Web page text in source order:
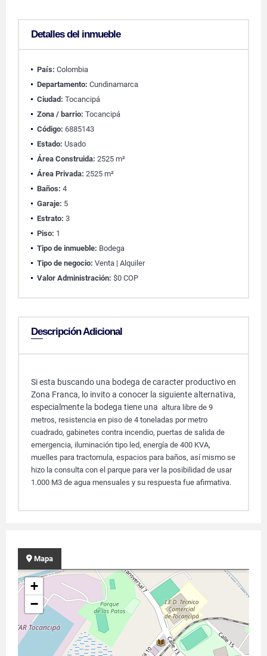
Detalles del inmueble
País: Colombia
Departamento: Cundinamarca
Ciudad: Tocancipá
Zona / barrio: Tocancipá
Código: 6885143
Estado: Usado
Área Construida: 2525 m²
Área Privada: 2525 m²
Baños: 4
Garaje: 5
Estrato: 3
Piso: 1
Tipo de inmueble: Bodega
Tipo de negocio: Venta | Alquiler
Valor Administración: $0 COP
Descripción Adicional
Si esta buscando una bodega de caracter productivo en
Zona Franca, lo invito a conocer la siguiente alternativa,
especialmente la bodega tiene una altura libre de 9
metros, resistencia en piso de 4 toneladas por metro
cuadrado, gabinetes contra incendio, puertas de salida de
emergencia, iluminación tipo led, energía de 400 KVA,
muelles para tractomula, espacios para baños, así mismo se
hizo la consulta con el parque para ver la posibilidad de usar
1.000 M3 de agua mensuales y su respuesta fue afirmativa.
Mapa
+
−